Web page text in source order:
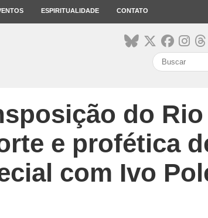
ESPIRITUALIDADE CONTATO
do Rio
e profética
com Ivo